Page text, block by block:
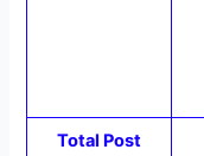
Total Post